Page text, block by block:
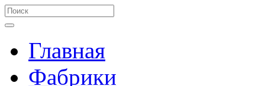
Главная
Фабрики